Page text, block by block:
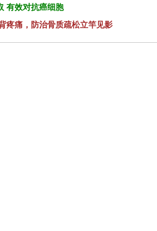
有效对抗癌细胞
疼痛，防治骨质疏松立竿见影